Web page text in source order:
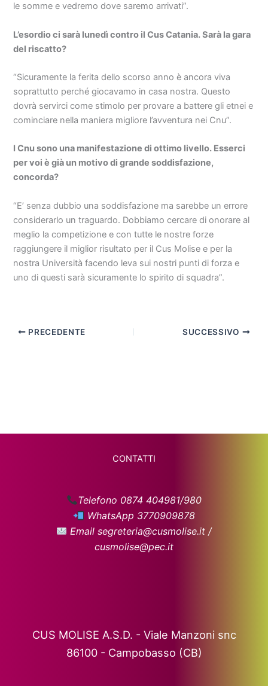
le somme e vedremo dove saremo arrivati”.
L’esordio ci sarà lunedì contro il Cus Catania. Sarà la gara
del riscatto?
“Sicuramente la ferita dello scorso anno è ancora viva
soprattutto perché giocavamo in casa nostra. Questo
dovrà servirci come stimolo per provare a battere gli etnei e
cominciare nella maniera migliore l’avventura nei Cnu”.
I Cnu sono una manifestazione di ottimo livello. Esserci
per voi è già un motivo di grande soddisfazione,
concorda?
“E’ senza dubbio una soddisfazione ma sarebbe un errore
considerarlo un traguardo. Dobbiamo cercare di onorare al
meglio la competizione e con tutte le nostre forze
raggiungere il miglior risultato per il Cus Molise e per la
nostra Università facendo leva sui nostri punti di forza e
uno di questi sarà sicuramente lo spirito di squadra”.
PRECEDENTE SUCCESSIVO
CONTATTI
Telefono 0874 404981/980
WhatsApp 3770909878
Email segreteria@cusmolise.it /
cusmolise@pec.it
CUS MOLISE A.S.D. - Viale Manzoni snc
86100 - Campobasso (CB)